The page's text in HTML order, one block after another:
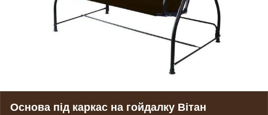
Основа під каркас на гойдалку Вітан